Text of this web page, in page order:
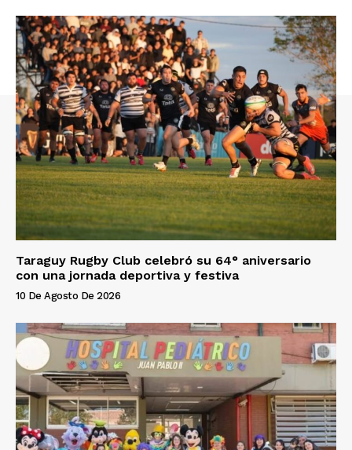
Taraguy Rugby Club celebró su 64° aniversario
con una jornada deportiva y festiva
10 De Agosto De 2026